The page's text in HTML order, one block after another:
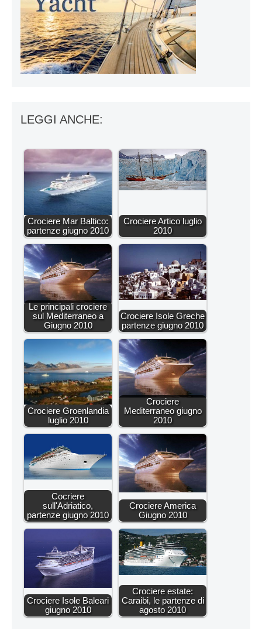
LEGGI ANCHE:
Crociere Mar Baltico:
partenze giugno 2010
Crociere Artico luglio
2010
Le principali crociere
sul Mediterraneo a
Giugno 2010
Crociere Isole Greche
partenze giugno 2010
Crociere Groenlandia
luglio 2010
Crociere
Mediterraneo giugno
2010
Cocriere
sull'Adriatico,
partenze giugno 2010
Crociere America
Giugno 2010
Crociere Isole Baleari
giugno 2010
Crociere estate:
Caraibi, le partenze di
agosto 2010